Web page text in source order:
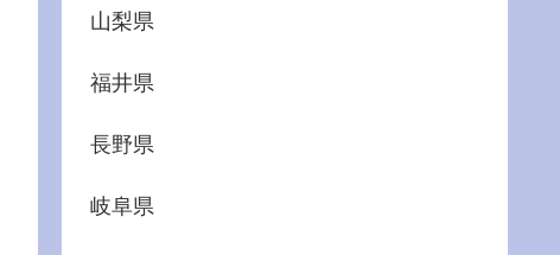
山梨県
福井県
長野県
岐阜県